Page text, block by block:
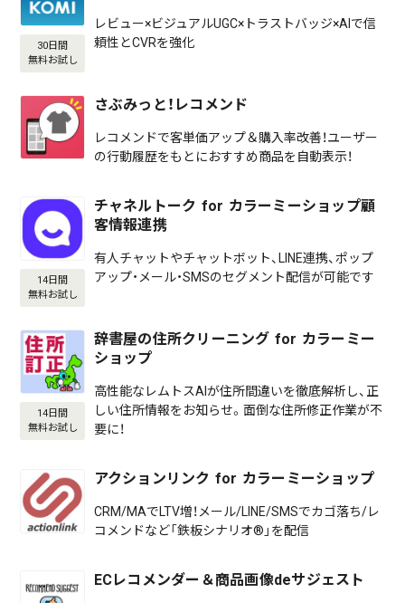
30日間
無料お試し
レビュー×ビジュアルUGC×トラストバッジ×AIで信
頼性とCVRを強化
さぶみっと！レコメンド
レコメンドで客単価アップ＆購入率改善！ユーザー
の行動履歴をもとにおすすめ商品を自動表示！
14日間
無料お試し
チャネルトーク for カラーミーショップ顧
客情報連携
有人チャットやチャットボット、LINE連携、ポップ
アップ・メール・SMSのセグメント配信が可能です
14日間
無料お試し
辞書屋の住所クリーニング for カラーミー
ショップ
高性能なレムトスAIが住所間違いを徹底解析し、正
しい住所情報をお知らせ。面倒な住所修正作業が不
要に！
アクションリンク for カラーミーショップ
CRM/MAでLTV増！メール/LINE/SMSでカゴ落ち/レ
コメンドなど「鉄板シナリオ®」を配信
ECレコメンダー＆商品画像deサジェスト